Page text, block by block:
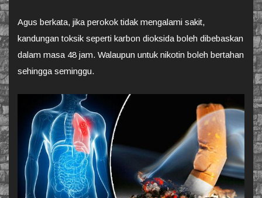
Agus berkata, jika perokok tidak mengalami sakit,
kandungan toksik seperti karbon dioksida boleh dibebaskan
dalam masa 48 jam. Walaupun untuk nikotin boleh bertahan
sehingga seminggu.